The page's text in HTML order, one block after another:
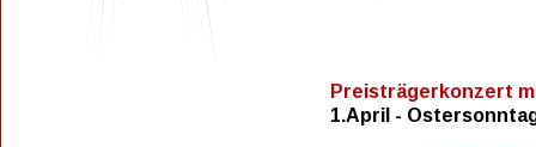
Preisträgerkonzert
1.April -